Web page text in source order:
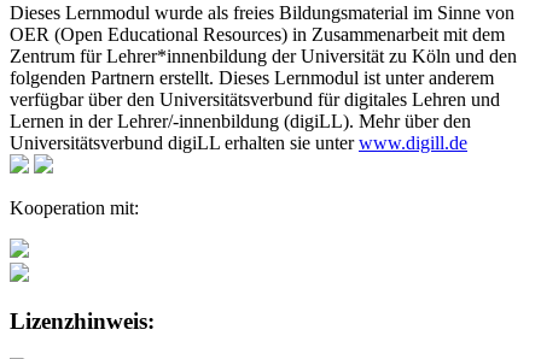
Dieses Lernmodul wurde als freies Bildungsmaterial im Sinne von
OER (Open Educational Resources) in Zusammenarbeit mit dem
Zentrum für Lehrer*innenbildung der Universität zu Köln und den
folgenden Partnern erstellt. Dieses Lernmodul ist unter anderem
verfügbar über den Universitätsverbund für digitales Lehren und
Lernen in der Lehrer/-innenbildung (digiLL). Mehr über den
Universitätsverbund digiLL erhalten sie unterwww.digill.de
Kooperation mit:
Lizenzhinweis: